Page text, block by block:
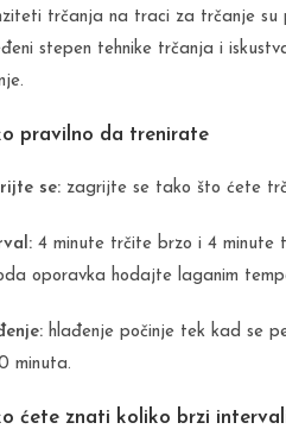
trčanja na traci za trčanje su
stepen tehnike trčanja i
pravilno da trenirate
se: zagrijte se tako što ćete
4 minute trčite brzo i 4 minute
oporavka hodajte laganim
hlađenje počinje tek kad se
minuta.
ćete znati koliko brzi